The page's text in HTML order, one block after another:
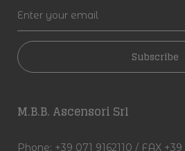
Subscribe
M.B.B. Ascensori Srl
Phone: +39 071 9162110 / FAX